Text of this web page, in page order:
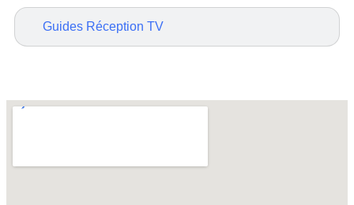
Guides Réception TV